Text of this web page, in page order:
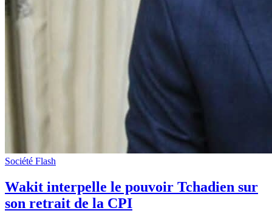
Société Flash
Wakit interpelle le pouvoir Tchadien sur
son retrait de la CPI